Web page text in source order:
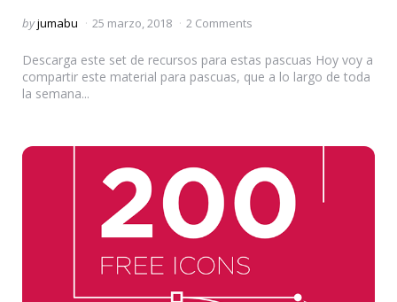
Posted
byjumabu 25 marzo, 2018 2 Comments
Descarga este set de recursos para estas pascuas Hoy voy a
compartir este material para pascuas, que a lo largo de toda
la semana...